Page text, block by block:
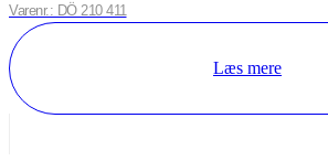
Varenr.: DÖ 210 411
Læs mere